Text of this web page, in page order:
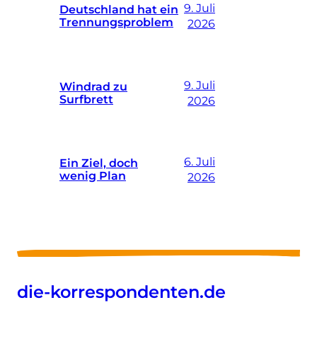
Deutschland hat ein
Trennungsproblem
9. Juli
2026
Windrad zu
Surfbrett
9. Juli
2026
Ein Ziel, doch
wenig Plan
6. Juli
2026
die-korrespondenten.de